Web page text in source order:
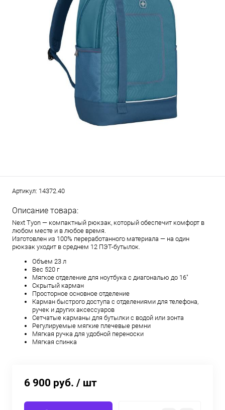
Артикул: 14372.40
Описание товара:
Next Tyon — компактный рюкзак, который обеспечит комфорт в
любом месте и в любое время.
Изготовлен из 100% переработанного материала — на один
рюкзак уходит в среднем 12 ПЭТ-бутылок.
Объем 23 л
Вес 520 г
Мягкое отделение для ноутбука с диагональю до 16"
Скрытый карман
Просторное основное отделение
Карман быстрого доступа с отделениями для телефона,
ручек и других аксессуаров
Сетчатые карманы для бутылки с водой или зонта
Регулируемые мягкие плечевые ремни
Мягкая ручка для удобной переноски
Мягкая спинка
6 900 руб. / шт